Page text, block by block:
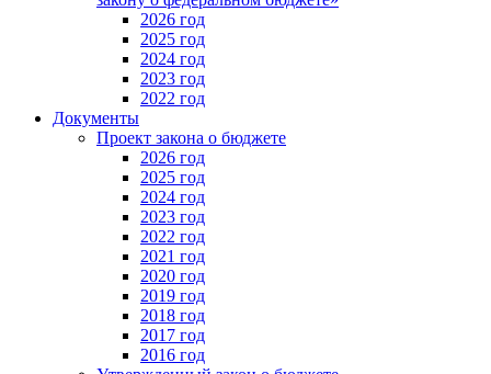
2026 год
2025 год
2024 год
2023 год
2022 год
Документы
Проект закона о бюджете
2026 год
2025 год
2024 год
2023 год
2022 год
2021 год
2020 год
2019 год
2018 год
2017 год
2016 год